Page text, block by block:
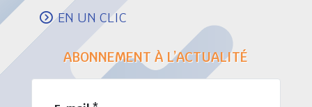
EN UN CLIC
ABONNEMENT À L’ACTUALITÉ